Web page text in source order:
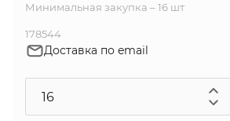
Минимальная закупка – 16 шт
178544
Доставка по email